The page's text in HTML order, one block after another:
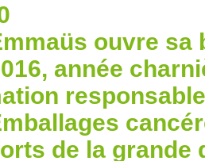
ouvre sa
année
de la grande